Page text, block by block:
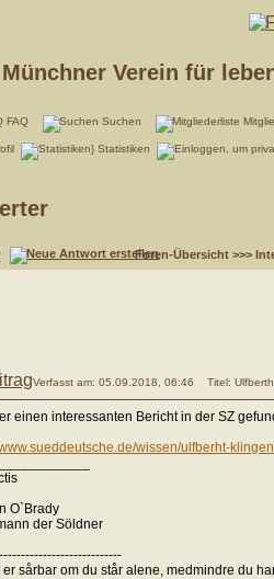
Münchner Verein für
FAQ Suchen
Statistiken
Foren-Übersicht >>>
Verfasst am: 05.09.2018, 06:46 Titel:
einen interessanten Bericht in der SZ
wissen/ulfberht-
O`Brady
der Söldner
er sårbar om du står alene, medmindre du